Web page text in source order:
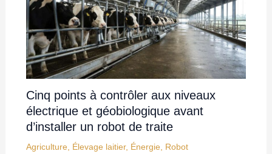
Cinq points à contrôler aux niveaux
électrique et géobiologique avant
d’installer un robot de traite
Agriculture Élevage laitier, Énergie Robot